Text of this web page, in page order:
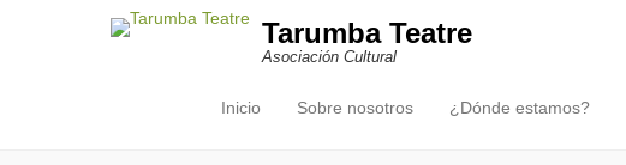
Tarumba Teatre
Asociación Cultural
Menú principal
Saltar al contenido
Inicio Sobre nosotros ¿Dónde estamos?